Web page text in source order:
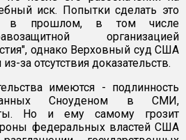
иск. Попытки сделать это
и в прошлом, в том числе
организацией
однако Верховный суд США
за отсутствия доказательств.
имеются - подлинность
Сноуденом в СМИ,
Но и ему самому грозит
федеральных властей США